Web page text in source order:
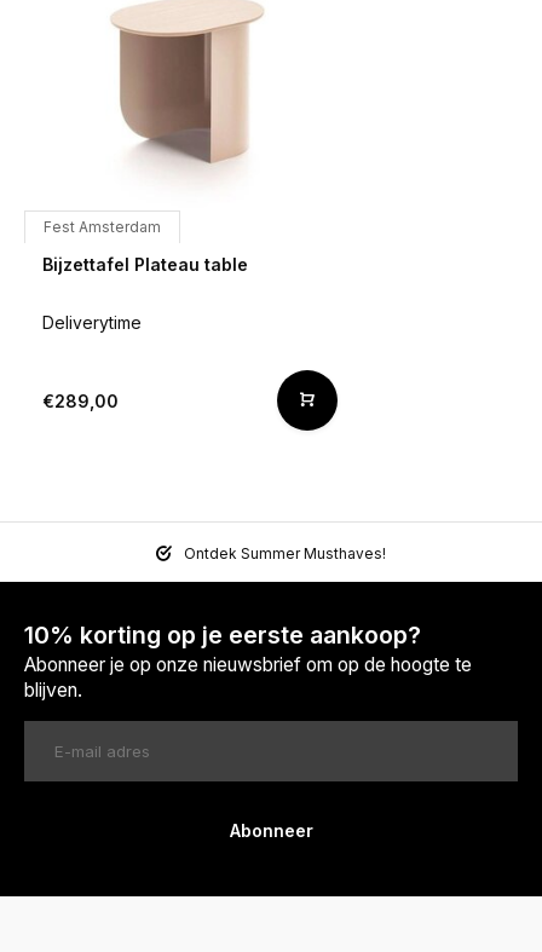
Fest Amsterdam
Bijzettafel Plateau table
Deliverytime
€289,00
Ontdek Summer Musthaves!
10% korting op je eerste aankoop?
Abonneer je op onze nieuwsbrief om op de hoogte te
blijven.
Abonneer